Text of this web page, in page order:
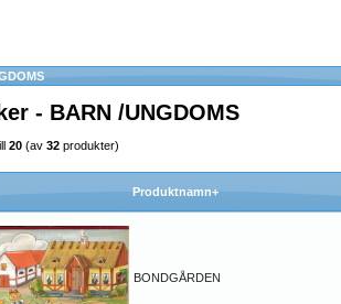
- BARN /UNGDOMS
20 (av 32 produkter)
Produktnamn+
BONDGÅRDEN